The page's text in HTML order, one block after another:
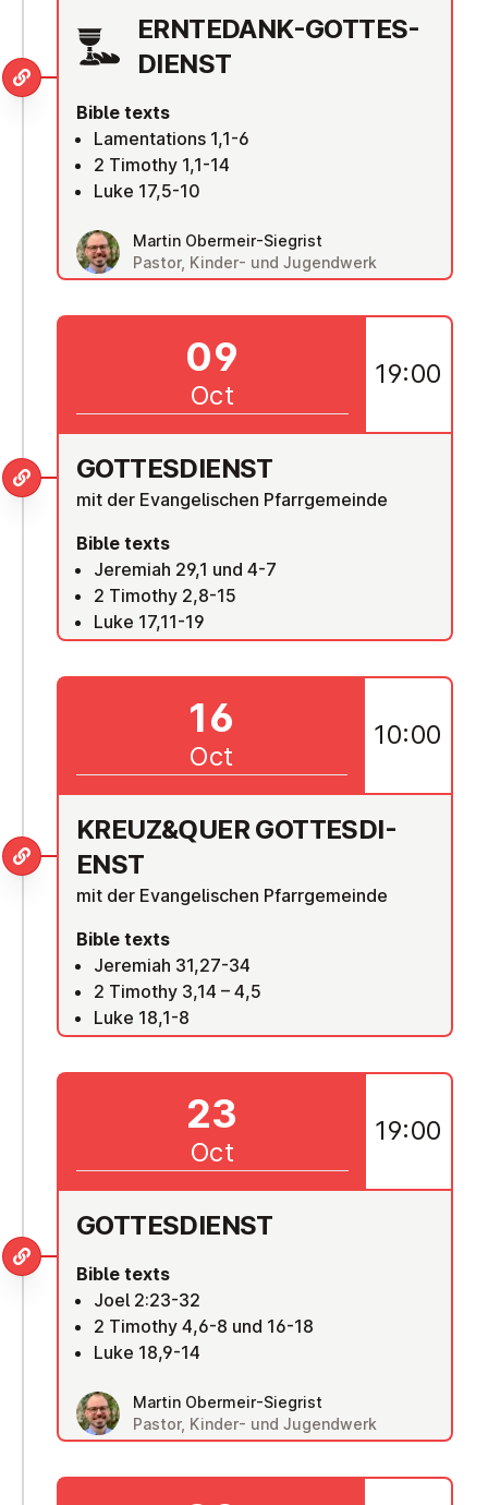
ERNTEDANK-GOTTES­
DI­ENST
Bible texts
Lamentations 1,1-6
2 Timothy 1,1-14
Luke 17,5-10
Martin Obermeir-Siegrist
Pastor, Kinder- und Jugendwerk
GOTTES­DI­ENST
mit der Evangelischen Pfarrgemeinde
Bible texts
Jeremiah 29,1 und 4-7
2 Timothy 2,8-15
Luke 17,11-19
09
Oct
19:00
KREUZ&QUER GOTTES­DI­
ENST
mit der Evangelischen Pfarrgemeinde
Bible texts
Jeremiah 31,27-34
2 Timothy 3,14 – 4,5
Luke 18,1-8
16
Oct
10:00
GOTTES­DI­ENST
Bible texts
Joel 2:23-32
2 Timothy 4,6-8 und 16-18
Luke 18,9-14
Martin Obermeir-Siegrist
Pastor, Kinder- und Jugendwerk
23
Oct
19:00